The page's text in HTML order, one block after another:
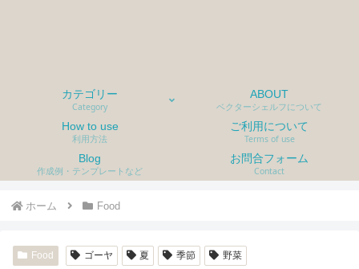
カテゴリー
Category
ABOUT
ベクターシェルフについて
How to use
利用方法
ご利用について
Terms of use
Blog
作成例・テンプレートなど
お問合フォーム
Contact
ホーム Food
Food ゴーヤ 夏 季節 野菜